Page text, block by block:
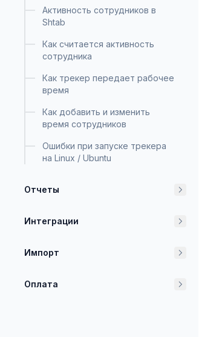
Активность сотрудников в
Shtab
Как считается активность
сотрудника
Как трекер передает рабочее
время
Как добавить и изменить
время сотрудников
Ошибки при запуске трекера
на Linux / Ubuntu
Отчеты
Интеграции
Импорт
Оплата